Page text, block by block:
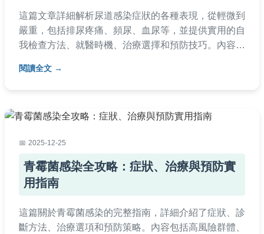
這篇文章詳細解析尿道感染症狀的各種表現，從輕微到
嚴重，包括排尿疼痛、頻尿、血尿等，並提供實用的自
我檢查方法、就醫時機、治療選擇和預防技巧。內容涵
速識別問題並採取行動，避免併發症。
閱讀全文
2025-12-25
青霉菌感染全攻略：症狀、治療與預防實
用指南
這篇關於青霉菌感染的完整指南，詳細介紹了症狀、診
斷方法、治療選項和預防策略。內容包括高風險群體、